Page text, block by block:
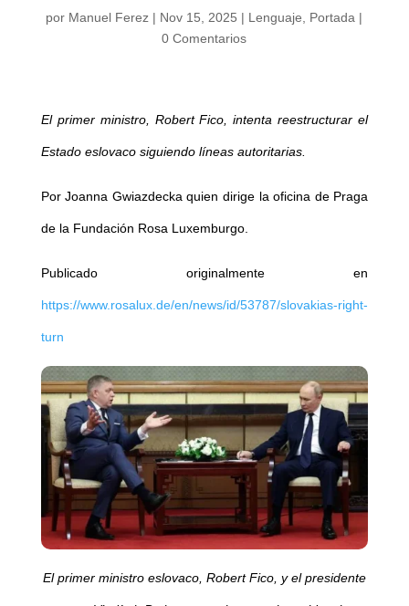
por Manuel Ferez | Nov 15, 2025 | Lenguaje Portada |
0 Comentarios
El primer ministro, Robert Fico, intenta reestructurar el
Estado eslovaco siguiendo líneas autoritarias.
Por Joanna Gwiazdecka quien dirige la oficina de Praga
de la Fundación Rosa Luxemburgo.
Publicado originalmente en
https://www.rosalux.de/en/news/id/53787/slovakias-right-
turn
El primer ministro eslovaco, Robert Fico, y el presidente